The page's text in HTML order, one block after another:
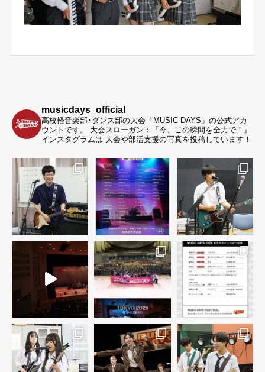
musicdays_official
高校軽音楽部･ダンス部の大会「MUSIC DAYS」の公式アカ
ウントです。
大会スローガン：『今、この瞬間を全力で！』
インスタグラムは 大会や部活支援の写真を投稿しています！